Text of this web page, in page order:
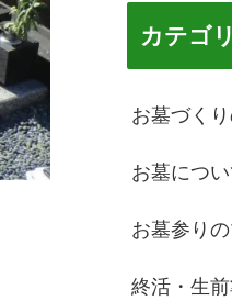
カテゴ
お墓づく
お墓につ
お墓参り
終活・生